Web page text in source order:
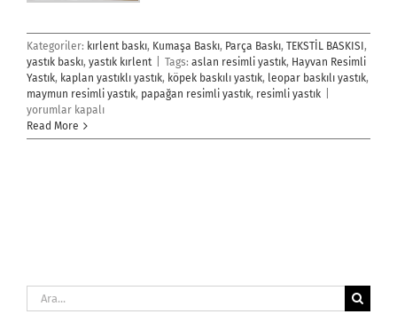
Kategoriler: kırlent baskı, Kumaşa Baskı, Parça Baskı, TEKSTİL BASKISI ,
yastık baskı, yastık kırlent Tags: aslan resimli yastık, Hayvan Resimli
Yastık, kaplan yastıklı yastık, köpek baskılı yastık, leopar baskılı yastık,
maymun resimli yastık, papağan resimli yastık, resimli yastık
için
yorumlar kapalı
Read More
Ara: